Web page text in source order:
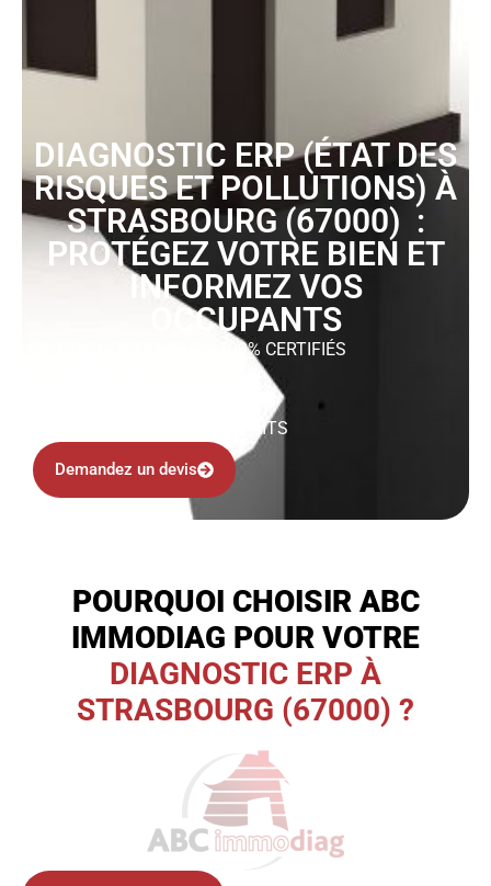
DIAGNOSTIC ERP (ÉTAT DES
RISQUES ET POLLUTIONS) À
STRASBOURG (67000) :
PROTÉGEZ VOTRE BIEN ET
INFORMEZ VOS
OCCUPANTS
DIAGNOSTIQUEURS 100% CERTIFIÉS
99% DE CLIENTS SATISFAITS
Demandez un devis
POURQUOI CHOISIR ABC
IMMODIAG POUR VOTRE
DIAGNOSTIC ERP À
STRASBOURG (67000) ?